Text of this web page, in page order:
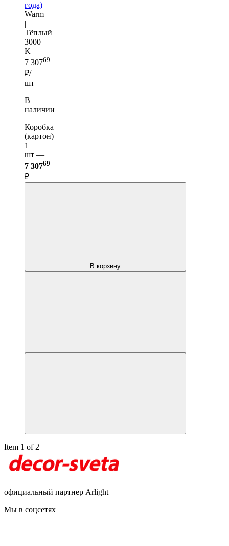
года)
Warm
|
Тёплый
3000
K
7 30769
₽/
шт
В
наличии
Коробка
(картон)
1
шт —
7 30769
₽
В корзину
Item 1 of 2
официальный партнер Arlight
Мы в соцсетях